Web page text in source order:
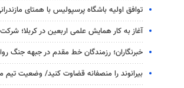
توافق اولیه باشگاه پرسپولیس با همتای
آغاز به کار همایش علمی اربعین در کربلا؛ شرکت ۳۰۰ دانشمند در ۹ دوره
خبرنگاران؛ رزمندگان خط مقدم در جبهه جنگ
بیرانوند را منصفانه قضاوت کنید/ وضعیت تیم